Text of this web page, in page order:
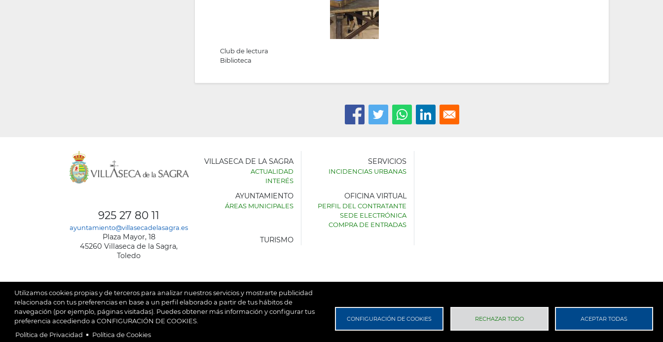
Club de lectura
Biblioteca
Utilizamos cookies propias y de terceros para analizar nuestros servicios y mostrarte publicidad
relacionada con tus preferencias en base a un perfil elaborado a partir de tus hábitos de
navegación (por ejemplo, páginas visitadas). Puedes obtener más información y configurar tus
preferencia accediendo a CONFIGURACIÓN DE COOKIES.
Política de Privacidad
Política de Cookies
CONFIGURACIÓN DE COOKIES RECHAZAR TODO ACEPTAR TODAS
925 27 80 11
ayuntamiento@villasecadelasagra.es
Plaza Mayor, 18
45260 Villaseca de la Sagra,
Toledo
AYUNTAMIENTO
VILLASECA DE LA SAGRA
ACTUALIDAD
INTERÉS
SERVICIOS
INCIDENCIAS URBANAS
AYUNTAMIENTO
ÁREAS MUNICIPALES
OFICINA VIRTUAL
PERFIL DEL CONTRATANTE
SEDE ELECTRÓNICA
COMPRA DE ENTRADAS
TURISMO
SubFooter
© 2026 Ayuntamiento de Villaseca de la Sagra Aviso Legal Política de Privacidad RGPD